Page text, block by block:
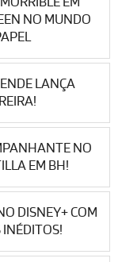
NO MUNDO
LANÇA
NO
EM BH!
DISNEY+ COM
INÉDITOS!